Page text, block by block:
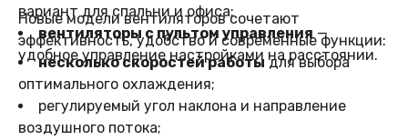
вариант для спальни и офиса;
вентиляторы с пультом управления—
удобное управление настройками на расстоянии.
Новые модели вентиляторов сочетают
эффективность, удобство и современные функции:
несколько скоростей работы для выбора
оптимального охлаждения;
регулируемый угол наклона и направление
воздушного потока;